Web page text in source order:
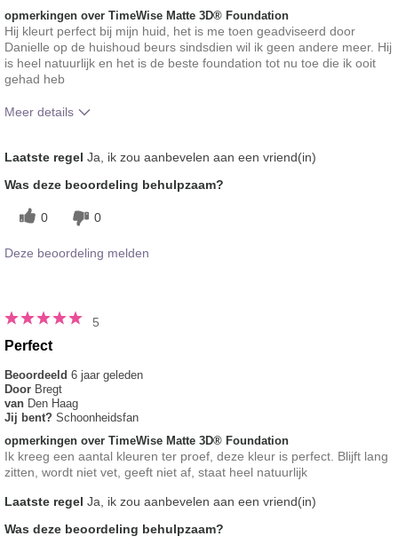
opmerkingen over TimeWise Matte 3D® Foundation
Hij kleurt perfect bij mijn huid, het is me toen geadviseerd door
Danielle op de huishoud beurs sindsdien wil ik geen andere meer. Hij
is heel natuurlijk en het is de beste foundation tot nu toe die ik ooit
gehad heb
Meer details
met andere door je gebruikte merken
decoratieve make-up?
Laatste regel Ja, ik zou aanbevelen aan een vriend(in)
Was deze beoordeling behulpzaam?
0 0
Deze beoordeling melden
5
Perfect
Beoordeeld 6 jaar geleden
Door Bregt
van Den Haag
Jij bent? Schoonheidsfan
opmerkingen over TimeWise Matte 3D® Foundation
Ik kreeg een aantal kleuren ter proef, deze kleur is perfect. Blijft lang
zitten, wordt niet vet, geeft niet af, staat heel natuurlijk
Laatste regel Ja, ik zou aanbevelen aan een vriend(in)
Was deze beoordeling behulpzaam?